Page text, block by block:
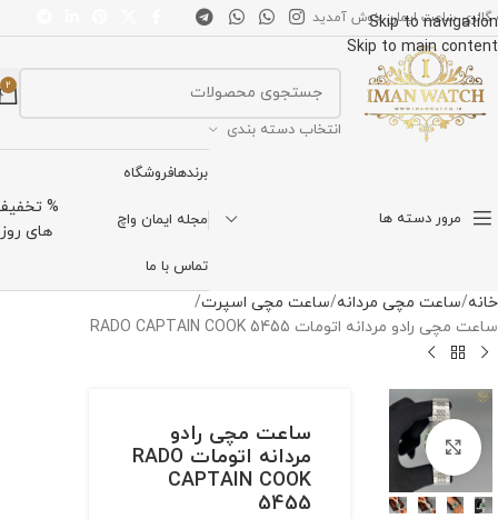
Skip to navigation
Skip to main content
گالری ساعت ایمان خوش آمدید
انتخاب دسته بندی
2
مرور دسته ها
برندهافروشگاه
مجله ایمان واچ
تماس با ما
%
های روز
خانه ساعت مچی مردانه ساعت مچی اسپرت
ساعت مچی رادو مردانه اتومات RADO CAPTAIN COOK 5455
برای بزرگنمایی کلیک کنیدساعت مچی رادو
مردانه اتومات RADO
CAPTAIN COOK
5455